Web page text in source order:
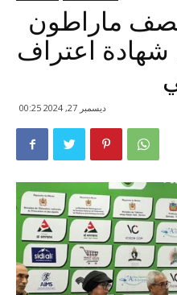
ماراطون
شهادة اعتراف
ديسمبر 27, 2024 00:25